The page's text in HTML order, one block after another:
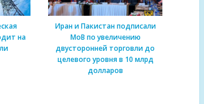
на
Иран и Пакистан подписали
МоВ по увеличению
двусторонней торговли до
целевого уровня в 10 млрд
долларов